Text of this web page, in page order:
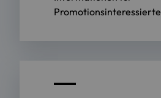
Promotionsinteressierte